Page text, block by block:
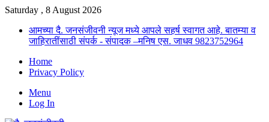
Saturday , 8 August 2026
आमच्या दै. जनसंजीवनी न्यूज मध्ये आपले सहर्ष स्वागत आहे. बातम्या व
जाहिरातींसाठी संपर्क - संपादक –मनिष एस. जाधव 9823752964
Home
Privacy Policy
Menu
Log In